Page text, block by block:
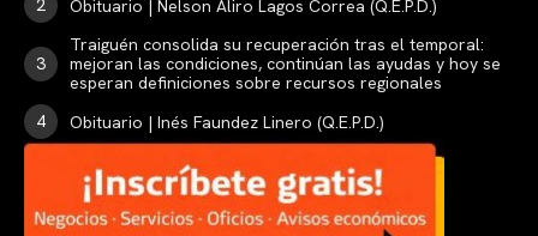
Obituario | Nelson Aliro Lagos Correa (Q.E.P.D.)
Traiguén consolida su recuperación tras el temporal:
mejoran las condiciones, continúan las ayudas y hoy se
esperan definiciones sobre recursos regionales
Obituario | Inés Faundez Linero (Q.E.P.D.)